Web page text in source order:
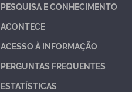
PESQUISA E CONHECIMENTO
ACONTECE
ACESSO À INFORMAÇÃO
PERGUNTAS FREQUENTES
ESTATÍSTICAS